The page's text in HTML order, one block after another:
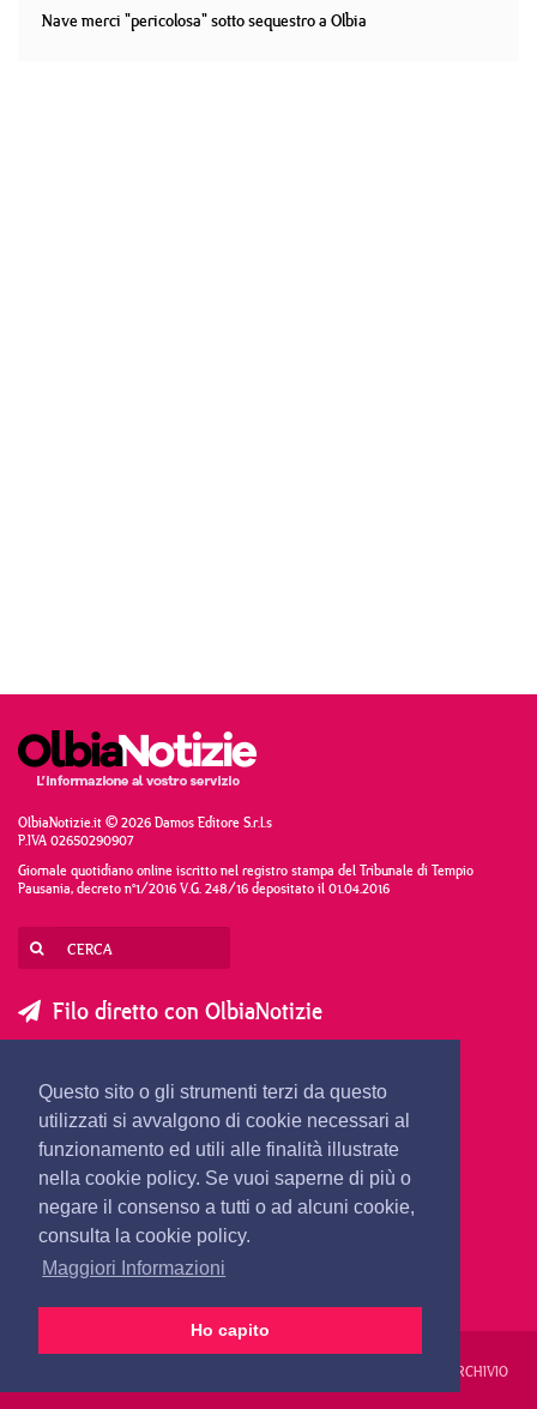
Questo sito o gli strumenti terzi da questo
utilizzati si avvalgono di cookie necessari al
funzionamento ed utili alle finalità illustrate
nella cookie policy. Se vuoi saperne di più o
negare il consenso a tutti o ad alcuni cookie,
consulta la cookie policy.
Maggiori Informazioni
Ho capito
Nave merci "pericolosa" sotto sequestro a Olbia
OlbiaNotizie.it © 2026 Damos Editore S.r.l.s
P.IVA 02650290907
Giornale quotidiano online iscritto nel registro stampa del Tribunale di Tempio
Pausania, decreto n°1/2016 V.G. 248/16 depositato il 01.04.2016
Filo diretto con OlbiaNotizie
SEGNALA UNA NOTIZIA
SEGNALA UN EVENTO
redazione@olbianotizie.it
ARCHIVIO